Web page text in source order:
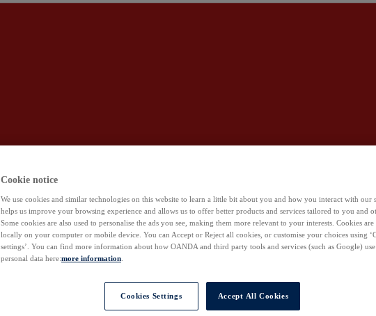
Cookie notice
We use cookies and similar technologies on this website to learn a little bit about you and how you interact with our
helps us improve your browsing experience and allows us to offer better products and services tailored to you and
Some cookies are also used to personalise the ads you see, making them more relevant to your interests. Cookies are
locally on your computer or mobile device. You can Accept or Reject all cookies, or customise your choices using
settings’. You can find more information about how OANDA and third party tools and services (such as Google)
personal data here:more information
Cookies Settings Accept All Cookies